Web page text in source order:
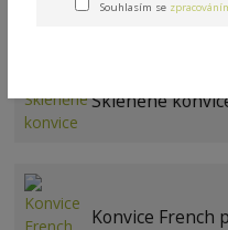
Konvice,
Skleněné
Konvice French
Souhlasím se